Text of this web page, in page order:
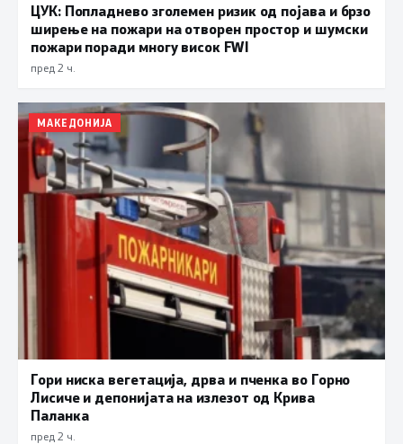
ЦУК: Попладнево зголемен ризик од појава и брзо
ширење на пожари на отворен простор и шумски
пожари поради многу висок FWI
пред 2 ч.
МАКЕДОНИЈА
Гори ниска вегетација, дрва и пченка во Горно
Лисиче и депонијата на излезот од Крива
Паланка
пред 2 ч.